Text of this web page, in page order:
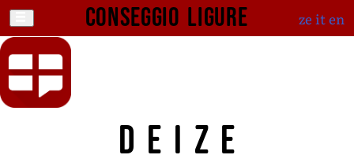
Conseggio ligure ze iten
DEIZE